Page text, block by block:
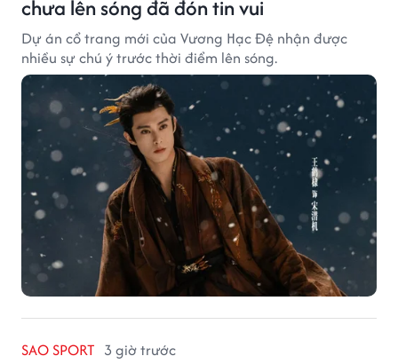
chưa lên sóng đã đón tin vui
Dự án cổ trang mới của Vương Hạc Đệ nhận được
nhiều sự chú ý trước thời điểm lên sóng.
SAO SPORT 3 giờ trước